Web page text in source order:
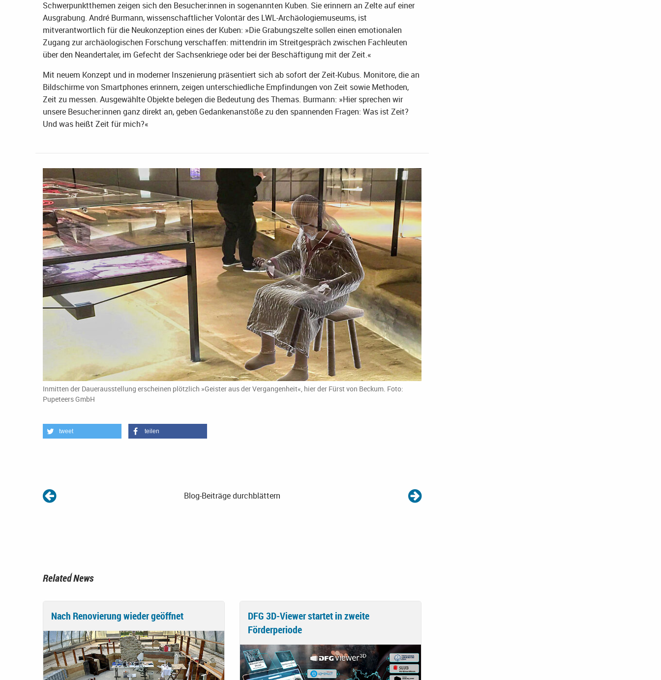
Schwerpunktthemen zeigen sich den Besucher:innen in sogenannten Kuben. Sie erinnern an Zelte auf einer
Ausgrabung. André Burmann, wissenschaftlicher Volontär des LWL-Archäologiemuseums, ist
mitverantwortlich für die Neukonzeption eines der Kuben: »Die Grabungszelte sollen einen emotionalen
Zugang zur archäologischen Forschung verschaffen: mittendrin im Streitgespräch zwischen Fachleuten
über den Neandertaler, im Gefecht der Sachsenkriege oder bei der Beschäftigung mit der Zeit.«
Mit neuem Konzept und in moderner Inszenierung präsentiert sich ab sofort der Zeit-Kubus. Monitore, die an
Bildschirme von Smartphones erinnern, zeigen unterschiedliche Empfindungen von Zeit sowie Methoden,
Zeit zu messen. Ausgewählte Objekte belegen die Bedeutung des Themas. Burmann: »Hier sprechen wir
unsere Besucher:innen ganz direkt an, geben Gedankenanstöße zu den spannenden Fragen: Was ist Zeit?
Und was heißt Zeit für mich?«
Inmitten der Dauerausstellung erscheinen plötzlich »Geister aus der Vergangenheit«, hier der Fürst von Beckum. Foto:
Pupeteers GmbH
tweet teilen
Blog-Beiträge durchblättern
Related News
Nach Renovierung wieder geöffnet
DFG 3D-Viewer startet in zweite
Förderperiode